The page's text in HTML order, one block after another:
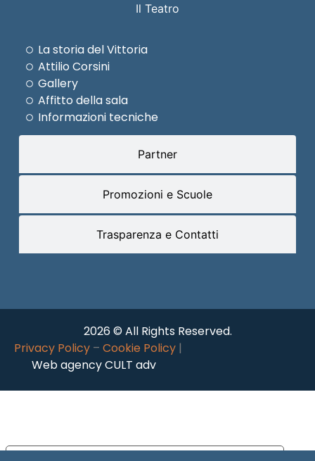
Il Teatro
Partner
Promozioni e Scuole
Trasparenza e Contatti
La storia del Vittoria
Attilio Corsini
Gallery
Affitto della sala
Informazioni tecniche
2026 © All Rights Reserved.
Privacy Policy – Cookie Policy |
Web agency CULT adv